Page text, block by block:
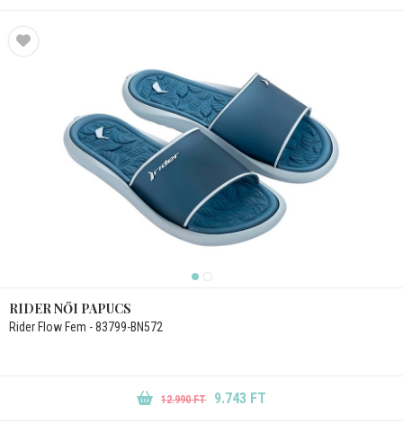
RIDER NŐI PAPUCS
Rider Flow Fem - 83799-BN572
12.990 FT 9.743 FT